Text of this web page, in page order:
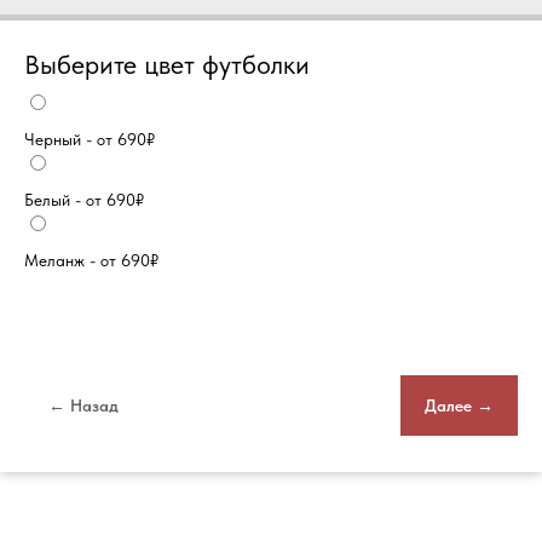
Выберите цвет футболки
Черный - от 690₽
Белый - от 690₽
Меланж - от 690₽
← Назад Далее →